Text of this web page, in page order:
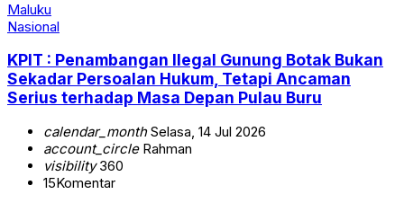
Nasional
KPIT : Penambangan Ilegal Gunung Botak Bukan
Sekadar Persoalan Hukum, Tetapi Ancaman
Serius terhadap Masa Depan Pulau Buru
calendar_monthSelasa, 14 Jul 2026
account_circleRahman
visibility360
15Komentar